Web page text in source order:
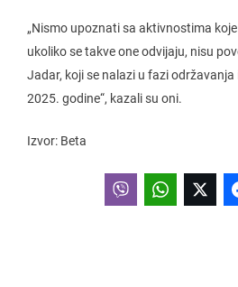
„Nismo upoznati sa aktivnostima
ukoliko se takve one odvijaju, nisu
Jadar, koji se nalazi u fazi
2025. godine“, kazali su oni.
Izvor: Beta